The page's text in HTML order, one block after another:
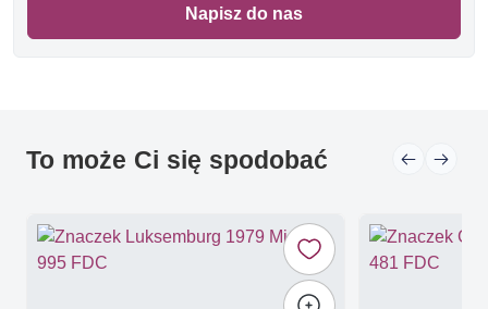
Napisz do nas
To może Ci się spodobać